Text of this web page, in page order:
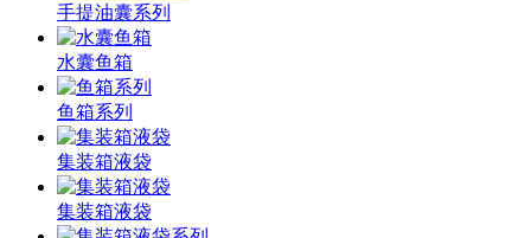
手提油囊系列
水囊鱼箱
鱼箱系列
集装箱液袋
集装箱液袋